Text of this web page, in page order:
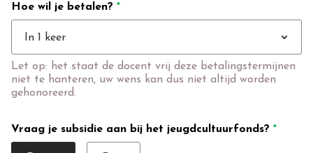
Hoe wil je betalen? *
In 1 keer expand_more
Let op: het staat de docent vrij deze betalingstermijnen
niet te hanteren, uw wens kan dus niet altijd worden
gehonoreerd.
Vraag je subsidie aan bij het jeugdcultuurfonds? *